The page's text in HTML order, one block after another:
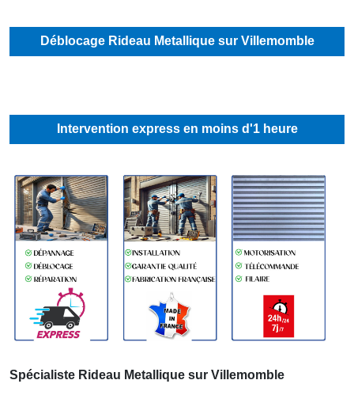
Déblocage Rideau Metallique sur Villemomble
Intervention express en moins d'1 heure
Spécialiste Rideau Metallique sur Villemomble